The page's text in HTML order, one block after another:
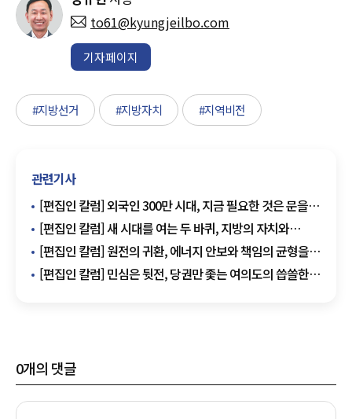
to61@kyungjeilbo.com
기자페이지
#지방선거 #지방자치 #지역비전
관련기사
[편집인 칼럼] 외국인 300만 시대, 지금 필요한 것은 문을
여는 용기가 아니라 함께 살아갈 지혜다
[편집인 칼럼] 새 시대를 여는 두 바퀴, 지방의 자치와
내각의 협치
[편집인 칼럼] 원전의 귀환, 에너지 안보와 책임의 균형을
세울 때다
[편집인 칼럼] 민심은 뒷전, 당권만 좇는 여의도의 씁쓸한
0개의 댓글